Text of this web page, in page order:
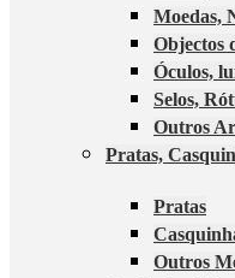
Moedas,
Objectos
Óculos,
Selos,
Outros
Pratas,
Pratas
Outros